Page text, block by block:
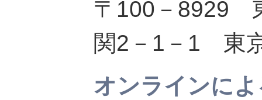
〒100－8929
関2－1－1 東
オンラインに